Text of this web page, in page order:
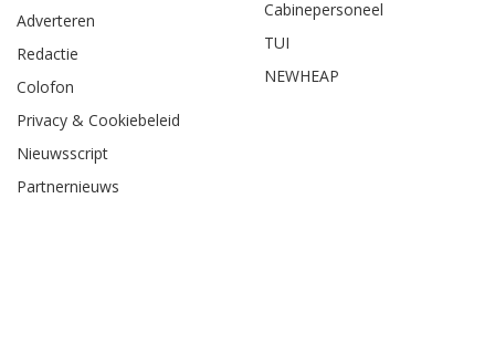
Adverteren
Redactie
Colofon
Privacy & Cookiebeleid
Nieuwsscript
Partnernieuws
Cabinepersoneel
TUI
NEWHEAP